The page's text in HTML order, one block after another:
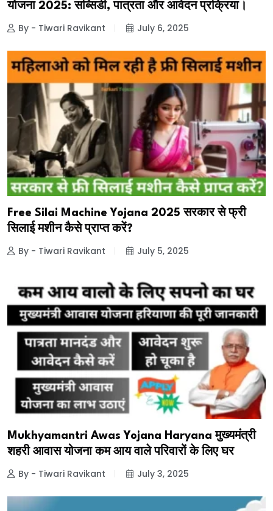
योजना 2025: सब्सिडी, पात्रता और आवेदन प्रक्रिया।
By - Tiwari Ravikant July 6, 2025
Free Silai Machine Yojana 2025 सरकार से फ्री
सिलाई मशीन कैसे प्राप्त करें?
By - Tiwari Ravikant July 5, 2025
Mukhyamantri Awas Yojana Haryana मुख्यमंत्री
शहरी आवास योजना कम आय वाले परिवारों के लिए घर
By - Tiwari Ravikant July 3, 2025